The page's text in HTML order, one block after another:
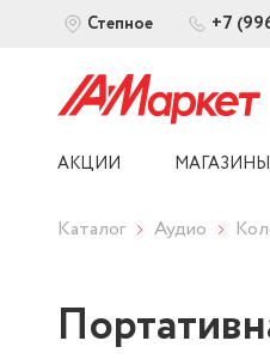
Степное +7
АКЦИИ МАГАЗИНЫ
Каталог Аудио